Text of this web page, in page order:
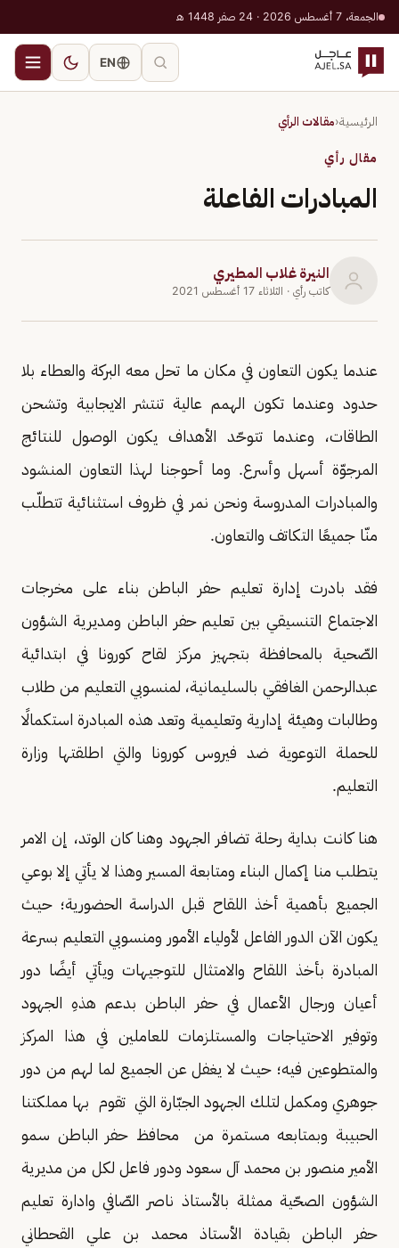
الجمعة، 7 أغسطس 2026 · 24 صفر 1448 هـ
EN
الرئيسية‹مقالات الرأي
مقال رأي
المبادرات الفاعلة
النيرة غلاب المطيري
كاتب رأي · الثلاثاء 17 أغسطس 2021
عندما يكون التعاون في مكان ما تحل معه البركة والعطاء بلا
حدود وعندما تكون الهمم عالية تنتشر الايجابية وتشحن
الطاقات، وعندما تتوحّد الأهداف يكون الوصول للنتائج
المرجوّة أسهل وأسرع. وما أحوجنا لهذا التعاون المنشود
والمبادرات المدروسة ونحن نمر في ظروف استثنائية تتطلّب
منّا جميعًا التكاتف والتعاون.
فقد بادرت إدارة تعليم حفر الباطن بناء على مخرجات
الاجتماع التنسيقي بين تعليم حفر الباطن ومديرية الشؤون
الصّحية بالمحافظة بتجهيز مركز لقاح كورونا في ابتدائية
عبدالرحمن الغافقي بالسليمانية، لمنسوبي التعليم من طلاب
وطالبات وهيئة إدارية وتعليمية وتعد هذه المبادرة استكمالًا
للحملة التوعوية ضد فيروس كورونا والتي اطلقتها وزارة
التعليم.
هنا كانت بداية رحلة تضافر الجهود وهنا كان الوتد، إن الامر
يتطلب منا إكمال البناء ومتابعة المسير وهذا لا يأتي إلا بوعي
الجميع بأهمية أخذ اللقاح قبل الدراسة الحضورية؛ حيث
يكون الآن الدور الفاعل لأولياء الأمور ومنسوبي التعليم بسرعة
المبادرة بأخذ اللقاح والامتثال للتوجيهات ويأتي أيضًا دور
أعيان ورجال الأعمال في حفر الباطن بدعم هذهِ الجهود
وتوفير الاحتياجات والمستلزمات للعاملين في هذا المركز
والمتطوعين فيه؛ حيث لا يغفل عن الجميع لما لهم من دور
جوهري ومكمل لتلك الجهود الجبّارة التي تقوم بها مملكتنا
الحبيبة وبمتابعه مستمرة من محافظ حفر الباطن سمو
الأمير منصور بن محمد آل سعود ودور فاعل لكل من مديرية
الشؤون الصحّية ممثلة بالأستاذ ناصر الصّافي وادارة تعليم
حفر الباطن بقيادة الأستاذ محمد بن علي القحطاني